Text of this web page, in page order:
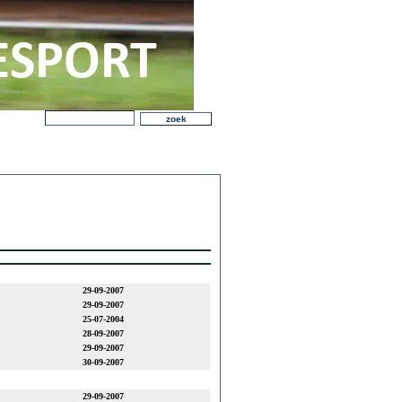
29-09-2007
29-09-2007
25-07-2004
28-09-2007
29-09-2007
30-09-2007
29-09-2007